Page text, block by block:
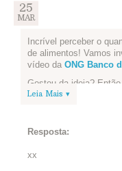
25
MAR
Incrível perceber o
de alimentos! Vamos
vídeo da ONG Banco
Gostou da ideia?
experiência culinária!
muitas vezes é
Leia Mais ▾
Resposta:
xx